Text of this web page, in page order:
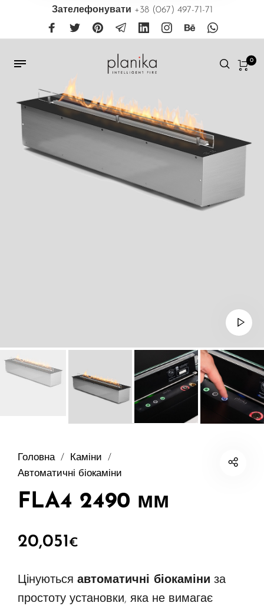
Зателефонувати +38 (067) 497-71-71
0
Головна / Каміни
/
Автоматичні біокаміни
FLA4 2490 мм
20,051€
Цінуються автоматичні біокаміни за
простоту установки, яка не вимагає